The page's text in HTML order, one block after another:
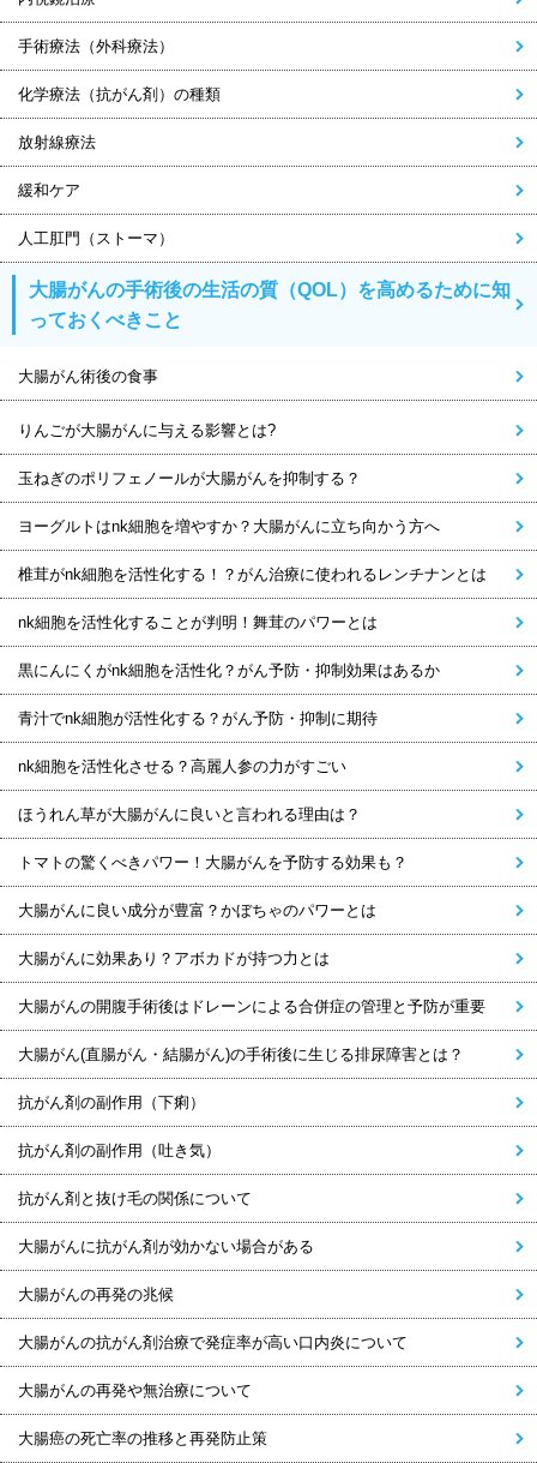
手術療法（外科療法）
化学療法（抗がん剤）の種類
放射線療法
緩和ケア
人工肛門（ストーマ）
大腸がんの手術後の生活の質（QOL）を高めるために知
っておくべきこと
大腸がん術後の食事
りんごが大腸がんに与える影響とは?
玉ねぎのポリフェノールが大腸がんを抑制する？
ヨーグルトはnk細胞を増やすか？大腸がんに立ち向かう方へ
椎茸がnk細胞を活性化する！？がん治療に使われるレンチナンとは
nk細胞を活性化することが判明！舞茸のパワーとは
黒にんにくがnk細胞を活性化？がん予防・抑制効果はあるか
青汁でnk細胞が活性化する？がん予防・抑制に期待
nk細胞を活性化させる？高麗人参の力がすごい
ほうれん草が大腸がんに良いと言われる理由は？
トマトの驚くべきパワー！大腸がんを予防する効果も？
大腸がんに良い成分が豊富？かぼちゃのパワーとは
大腸がんに効果あり？アボカドが持つ力とは
大腸がんの開腹手術後はドレーンによる合併症の管理と予防が重要
大腸がん(直腸がん・結腸がん)の手術後に生じる排尿障害とは？
抗がん剤の副作用（下痢）
抗がん剤の副作用（吐き気）
抗がん剤と抜け毛の関係について
大腸がんに抗がん剤が効かない場合がある
大腸がんの再発の兆候
大腸がんの抗がん剤治療で発症率が高い口内炎について
大腸がんの再発や無治療について
大腸癌の死亡率の推移と再発防止策